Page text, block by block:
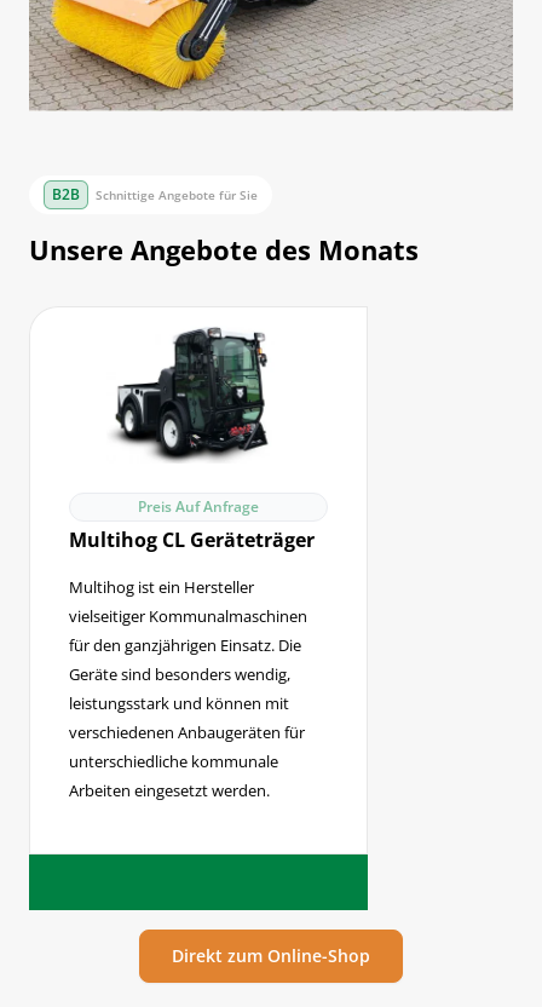
Schnittige Angebote für Sie
Unsere Angebote des Monats
Preis Auf Anfrage
Multihog CL Geräteträger
Multihog ist ein Hersteller
vielseitiger Kommunalmaschinen
für den ganzjährigen Einsatz. Die
Geräte sind besonders wendig,
leistungsstark und können mit
verschiedenen Anbaugeräten für
unterschiedliche kommunale
Arbeiten eingesetzt werden.
Direkt zum Online-Shop